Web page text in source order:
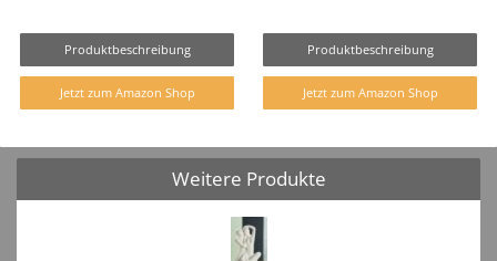
Produktbeschreibung
Jetzt zum Amazon Shop
Produktbeschreibung
Jetzt zum Amazon Shop
Weitere Produkte